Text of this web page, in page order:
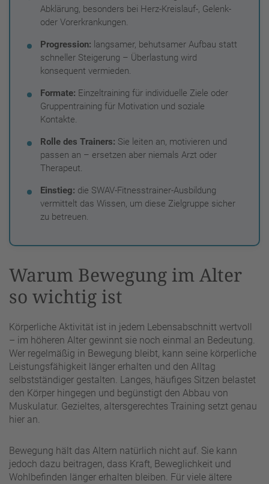
Abklärung, besonders bei Herz-Kreislauf-, Gelenk-
oder Vorerkrankungen.
Progression: langsamer, behutsamer Aufbau statt
schneller Steigerung – Überlastung wird
konsequent vermieden.
Formate: Einzeltraining für individuelle Ziele oder
Gruppentraining für Motivation und soziale
Kontakte.
Rolle des Trainers: Sie leiten an, motivieren und
passen an – ersetzen aber niemals Arzt oder
Therapeut.
Einstieg: die SWAV-Fitnesstrainer-Ausbildung
vermittelt das Wissen, um diese Zielgruppe sicher
zu betreuen.
Warum Bewegung im Alter
so wichtig ist
Körperliche Aktivität ist in jedem Lebensabschnitt wertvoll
– im höheren Alter gewinnt sie noch einmal an Bedeutung.
Wer regelmäßig in Bewegung bleibt, kann seine körperliche
Leistungsfähigkeit länger erhalten und den Alltag
selbstständiger gestalten. Langes, häufiges Sitzen belastet
den Körper hingegen und begünstigt den Abbau von
Muskulatur. Gezieltes, altersgerechtes Training setzt genau
hier an.
Bewegung hält das Altern natürlich nicht auf. Sie kann
jedoch dazu beitragen, dass Kraft, Beweglichkeit und
Wohlbefinden länger erhalten bleiben. Für viele ältere